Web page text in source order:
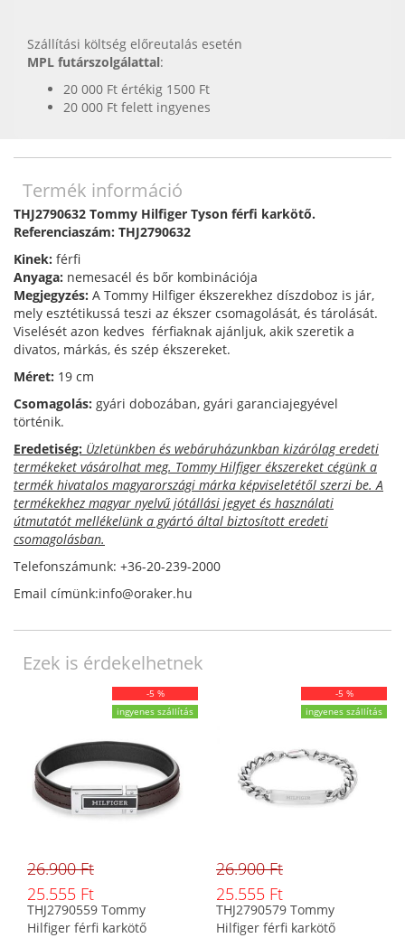
Szállítási költség előreutalás esetén
MPL futárszolgálattal:
20 000 Ft értékig 1500 Ft
20 000 Ft felett ingyenes
Termék információ
THJ2790632 Tommy Hilfiger Tyson férfi karkötő.
Referenciaszám: THJ2790632
Kinek: férfi
Anyaga: nemesacél és bőr kombinációja
Megjegyzés: A Tommy Hilfiger ékszerekhez díszdoboz is jár,
mely esztétikussá teszi az ékszer csomagolását, és tárolását.
Viselését azon kedves férfiaknak ajánljuk, akik szeretik a
divatos, márkás, és szép ékszereket.
Méret: 19 cm
Csomagolás: gyári dobozában, gyári garanciajegyével
történik.
Eredetiség: Üzletünkben és webáruházunkban kizárólag eredeti
termékeket vásárolhat meg. Tommy Hilfiger ékszereket cégünk a
termék hivatalos magyarországi márka képviseletétől szerzi be. A
termékekhez magyar nyelvű jótállási jegyet és használati
útmutatót mellékelünk a gyártó által biztosított eredeti
csomagolásban.
Telefonszámunk: +36-20-239-2000
Email címünk:info@oraker.hu
Ezek is érdekelhetnek
-5 %
ingyenes szállítás
26.900 Ft
25.555 Ft
THJ2790559 Tommy
Hilfiger férfi karkötő
-5 %
ingyenes szállítás
26.900 Ft
25.555 Ft
THJ2790579 Tommy
Hilfiger férfi karkötő